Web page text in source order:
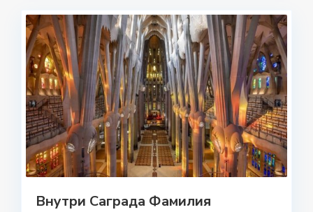
Внутри Саграда Фамилия